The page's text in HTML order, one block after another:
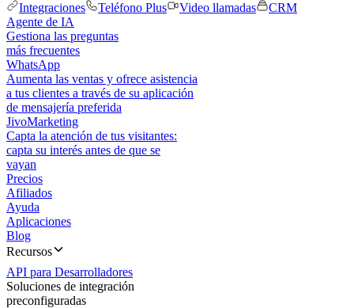
Integraciones
Teléfono Plus Video llamadas
CRM
Agente de IA
Gestiona las preguntas
más frecuentes
WhatsApp
Aumenta las ventas y ofrece asistencia
a tus clientes a través de su aplicación
de mensajería preferida
JivoMarketing
Capta la atención de tus visitantes:
capta su interés antes de que se
vayan
Precios
Afiliados
Ayuda
Aplicaciones
Blog
Recursos
API para Desarrolladores
Soluciones de integración
preconfiguradas